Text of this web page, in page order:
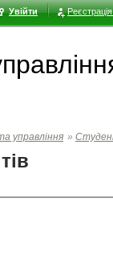
Увійти
управлiння »